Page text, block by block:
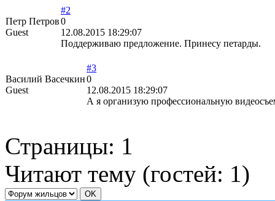
Петр Петров
Guest
#2
0
12.08.2015 18:29:07
Поддерживаю предложение. Принесу петарды.
Василий Васечкин
Guest
#3
0
12.08.2015 18:29:07
А я организую профессиональную
Страницы: 1
Читают тему (гостей: 1)